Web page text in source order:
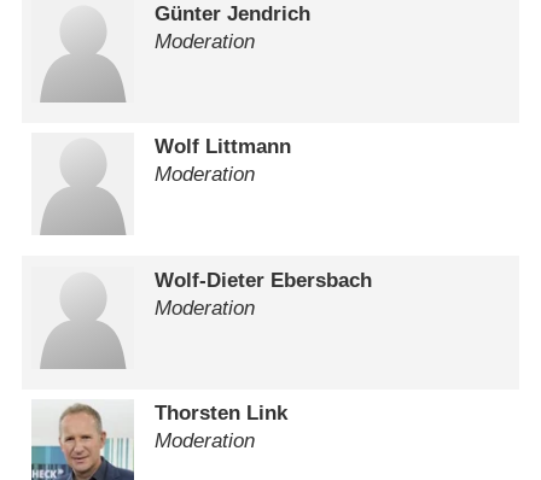
Günter Jendrich
Moderation
Wolf Littmann
Moderation
Wolf-Dieter Ebersbach
Moderation
Thorsten Link
Moderation